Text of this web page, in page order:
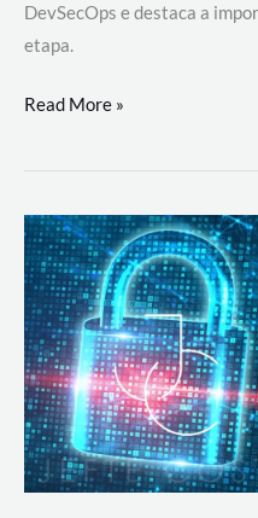
DevSecOps e destaca a
etapa.
DevSecOps
Prática:
Desenvolvimento,
Segurança
e
Operações
Read More »